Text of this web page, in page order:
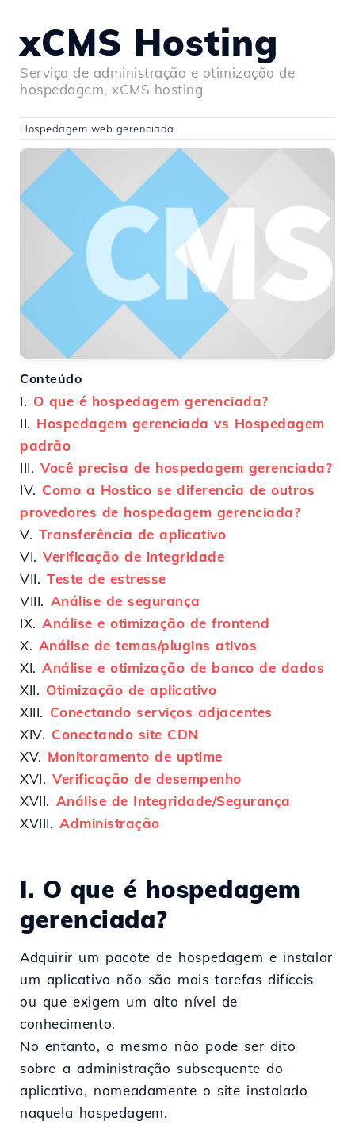
xCMS Hosting
Serviço de administração e otimização de
hospedagem, xCMS hosting
Hospedagem web gerenciada
Conteúdo
I. O que é hospedagem gerenciada?
II. Hospedagem gerenciada vs Hospedagem
padrão
III. Você precisa de hospedagem gerenciada?
IV. Como a Hostico se diferencia de outros
provedores de hospedagem gerenciada?
V. Transferência de aplicativo
VI.Verificação de integridade
VII. Teste de estresse
VIII. Análise de segurança
IX.Análise e otimização de frontend
X. Análise de temas/plugins ativos
XI.Análise e otimização de banco de dados
XII. Otimização de aplicativo
XIII. Conectando serviços adjacentes
XIV. Conectando site CDN
XV. Monitoramento de uptime
XVI. Verificação de desempenho
XVII. Análise de Integridade/Segurança
XVIII.Administração
I. O que é hospedagem
gerenciada?
Adquirir um pacote de hospedagem e instalar
um aplicativo não são mais tarefas difíceis
ou que exigem um alto nível de
conhecimento.
No entanto, o mesmo não pode ser dito
sobre a administração subsequente do
aplicativo, nomeadamente o site instalado
naquela hospedagem.